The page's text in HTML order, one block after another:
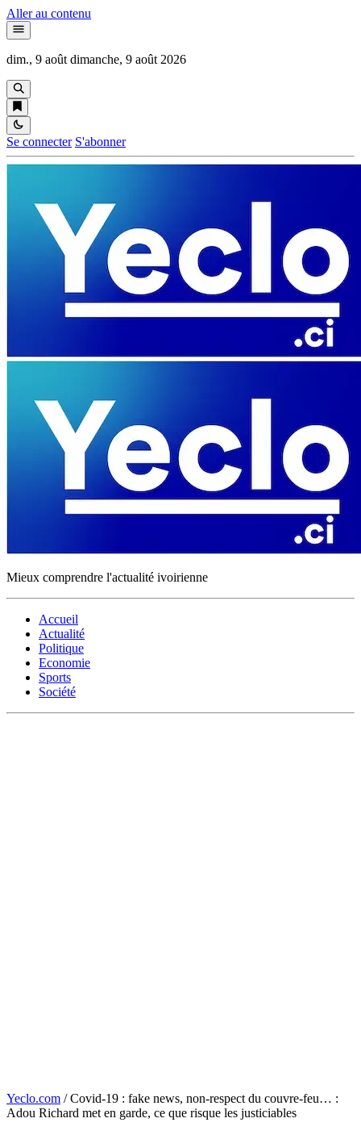
Aller au contenu
dim., 9 août dimanche, 9 août 2026
Se connecter S'abonner
Mieux comprendre l'actualité ivoirienne
Accueil
Actualité
Politique
Economie
Sports
Société
Yeclo.com / Covid-19 : fake news, non-respect du couvre-feu… :
Adou Richard met en garde, ce que risque les justiciables